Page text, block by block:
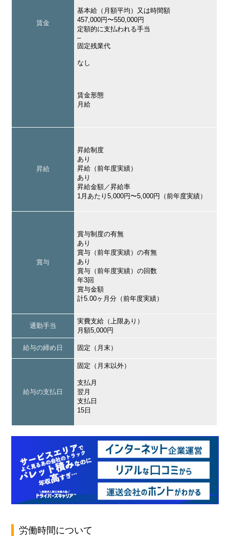
賃金
基本給（月額平均）又は時間額
457,000円〜550,000円
定額的に支払われる手当
–
固定残業代
なし
賃金形態
月給
昇給
昇給制度
あり
昇給（前年度実績）
あり
昇給金額／昇給率
1月あたり5,000円〜5,000円（前年度実績）
賞与
賞与制度の有無
あり
賞与（前年度実績）の有無
あり
賞与（前年度実績）の回数
年3回
賞与金額
計5.00ヶ月分（前年度実績）
通勤手当
実費支給（上限あり）
月額5,000円
給与の締め日 固定（月末）
給与の支払日
固定（月末以外）
支払月
翌月
支払日
15日
労働時間について